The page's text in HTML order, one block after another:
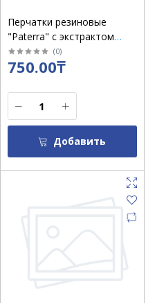
Перчатки резиновые
"Paterra" с экстрактом
алоэ, р-р S /402-415
(0)
750.00₸
Добавить